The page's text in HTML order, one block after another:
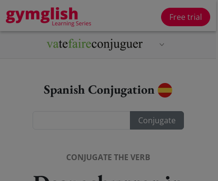
Free trial
Spanish Conjugation
CONJUGATE THE VERB